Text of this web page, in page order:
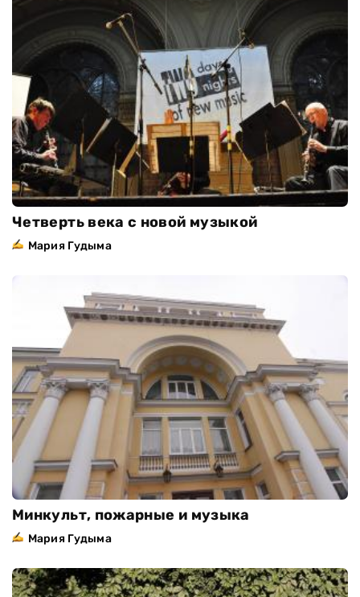
Четверть века с новой музыкой
Мария Гудыма
Минкульт, пожарные и музыка
Мария Гудыма